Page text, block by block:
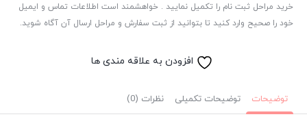
خرید مراحل ثبت نام را تکمیل نمایید . خواهشمند است اطلاعات تماس و ایمیل
خود را صحیح وارد کنید تا بتوانید از ثبت سفارش و مراحل ارسال آن آگاه شوید.
افزودن به علاقه مندی ها
توضیحات توضیحات تکمیلی نظرات (0)